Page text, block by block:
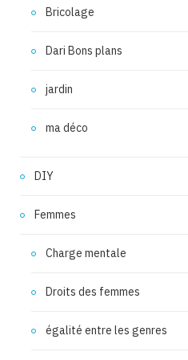
Bricolage
Dari Bons plans
jardin
ma déco
DIY
Femmes
Charge mentale
Droits des femmes
égalité entre les genres